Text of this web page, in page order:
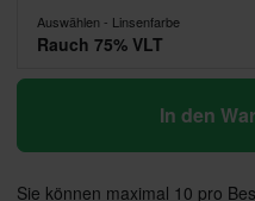
Auswählen - Linsenfarbe
Rauch 75% VLT
In den
Sie können maximal 10 pro